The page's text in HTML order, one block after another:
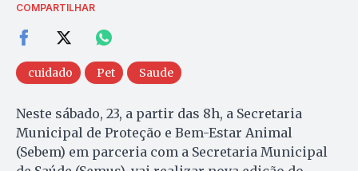
COMPARTILHAR
cuidado Pet Saude
Neste sábado, 23, a partir das 8h, a Secretaria
Municipal de Proteção e Bem-Estar Animal
(Sebem) em parceria com a Secretaria Municipal